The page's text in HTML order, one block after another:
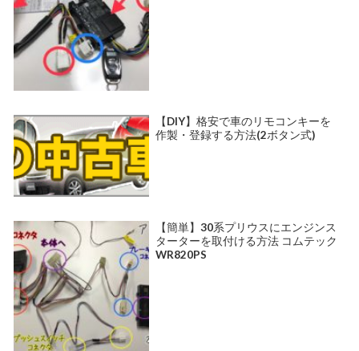
【DIY】格安で車のリモコンキーを
作製・登録する方法(2ボタン式)
【簡単】30系プリウスにエンジンス
ターターを取付ける方法 コムテック
WR820PS